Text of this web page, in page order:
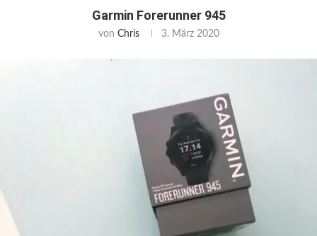
Garmin Forerunner 945
von Chris 3. März 2020